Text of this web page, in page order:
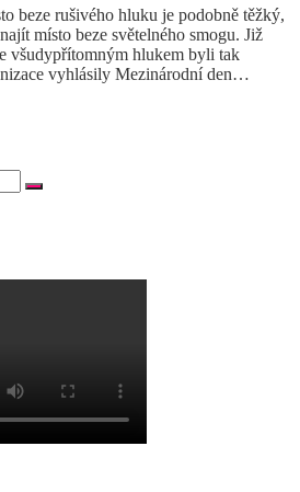
beze rušivého hluku je podobně těžký,
místo beze světelného smogu. Již
všudypřítomným hlukem byli tak
vyhlásily Mezinárodní den…